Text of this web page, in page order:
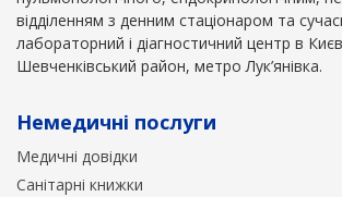
відділенням з денним стаціонаром та
лабораторний і діагностичний центр в
Шевченківський район, метро Лук’янівка.
Немедичні послуги
Медичні довідки
Санітарні книжки